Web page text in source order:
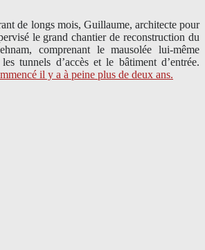
de longs mois, Guillaume, architecte pour
le grand chantier de reconstruction du
comprenant le mausolée lui-même
tunnels d’accès et le bâtiment d’entrée.
il y a à peine plus de deux ans.